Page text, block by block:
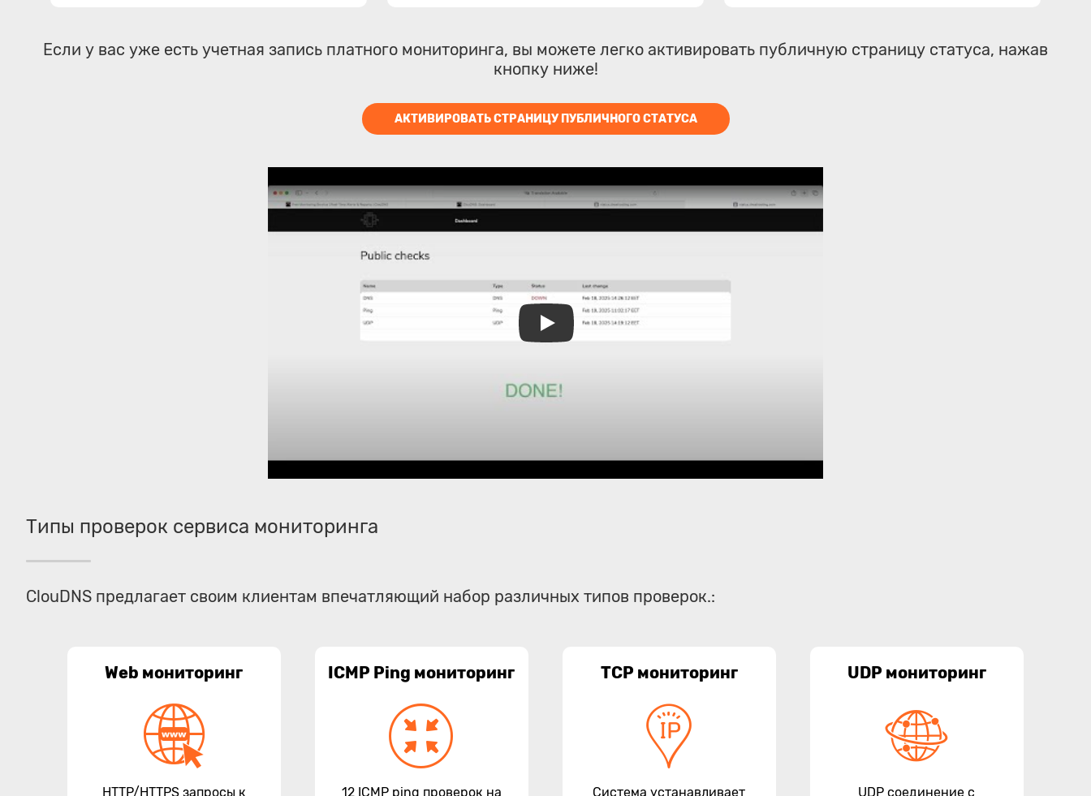
Если у вас уже есть учетная запись платного мониторинга, вы можете легко активировать публичную страницу статуса, нажав
кнопку ниже!
АКТИВИРОВАТЬ СТРАНИЦУ ПУБЛИЧНОГО СТАТУСА
Play
Типы проверок сервиса мониторинга
ClouDNS предлагает своим клиентам впечатляющий набор различных типов проверок.:
Web мониторинг
HTTP/HTTPS запросы к
ICMP Ping мониторинг
12 ICMP ping проверок на
TCP мониторинг
Система устанавливает
UDP мониторинг
UDP соединение с